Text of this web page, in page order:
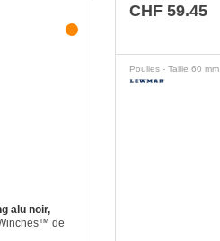
alu noir,
de
référence en
CHF 59.45
Poulies - Taille 60 mm